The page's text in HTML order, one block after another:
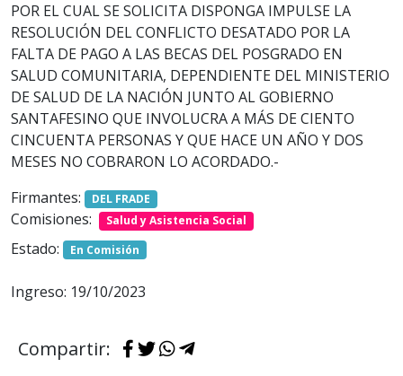
POR EL CUAL SE SOLICITA DISPONGA IMPULSE LA
RESOLUCIÓN DEL CONFLICTO DESATADO POR LA
FALTA DE PAGO A LAS BECAS DEL POSGRADO EN
SALUD COMUNITARIA, DEPENDIENTE DEL MINISTERIO
DE SALUD DE LA NACIÓN JUNTO AL GOBIERNO
SANTAFESINO QUE INVOLUCRA A MÁS DE CIENTO
CINCUENTA PERSONAS Y QUE HACE UN AÑO Y DOS
MESES NO COBRARON LO ACORDADO.-
Firmantes:
DEL FRADE
Comisiones: Salud y Asistencia Social
Estado: En Comisión
Ingreso: 19/10/2023
Compartir: